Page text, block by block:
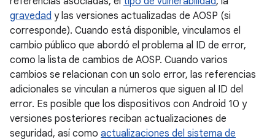
gravedad y las versiones actualizadas de AOSP (si
corresponde). Cuando está disponible, vinculamos el
cambio público que abordó el problema al ID de error,
como la lista de cambios de AOSP. Cuando varios
cambios se relacionan con un solo error, las referencias
adicionales se vinculan a números que siguen al ID del
error. Es posible que los dispositivos con Android 10 y
versiones posteriores reciban actualizaciones de
seguridad, así como actualizaciones del sistema de